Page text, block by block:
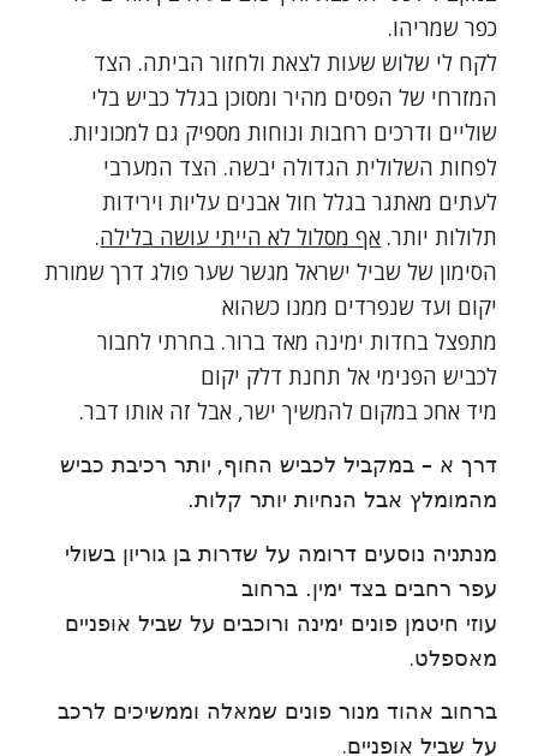
כפר שמריהו.
לקח לי שלוש שעות לצאת ולחזור הביתה. הצד
המזרחי של הפסים מהיר ומסוכן בגלל כביש בלי
שוליים ודרכים רחבות ונוחות מספיק גם למכוניות.
לפחות השלולית הגדולה יבשה. הצד המערבי
לעתים מאתגר בגלל חול אבנים עליות וירידות
תלולות יותר. אף מסלול לא הייתי עושה בלילה.
הסימון של שביל ישראל מגשר שער פולג דרך שמורת
יקום ועד שנפרדים ממנו כשהוא
מתפצל בחדות ימינה מאד ברור. בחרתי לחבור
לכביש הפנימי אל תחנת דלק יקום
מיד אחכ במקום להמשיך ישר, אבל זה אותו דבר.
דרך א – במקביל לכביש החוף, יותר רכיבת כביש
מהמומלץ אבל הנחיות יותר קלות.
מנתניה נוסעים דרומה על שדרות בן גוריון בשולי
עפר רחבים בצד ימין. ברחוב
עוזי חיטמן פונים ימינה ורוכבים על שביל אופניים
מאספלט.
ברחוב אהוד מנור פונים שמאלה וממשיכים לרכב
על שביל אופניים.